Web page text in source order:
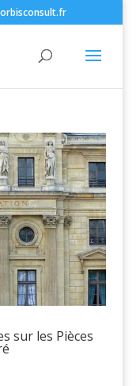
sur les Pièces